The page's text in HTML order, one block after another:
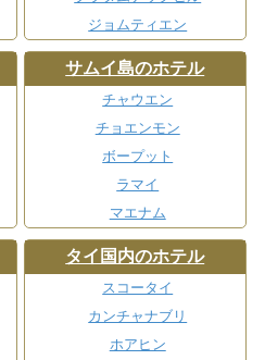
ジョムティエン
サムイ島のホテル
チャウエン
チョエンモン
ボープット
ラマイ
マエナム
タイ国内のホテル
スコータイ
カンチャナブリ
ホアヒン